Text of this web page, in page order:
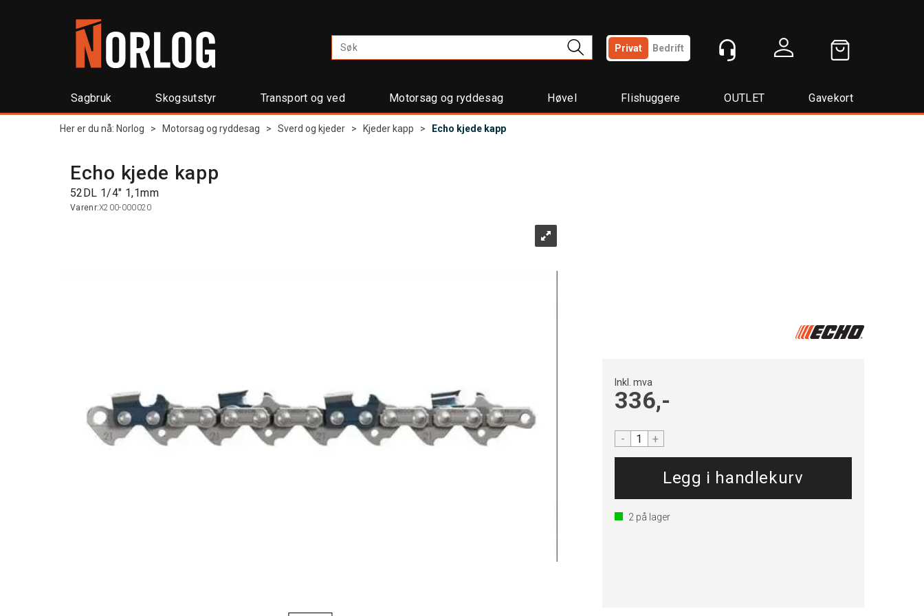
Privat Bedrift
Sagbruk Skogsutstyr Transport og ved Motorsag og ryddesag Høvel Flishuggere OUTLET Gavekort
Her er du nå: Norlog > Motorsag og ryddesag > Sverd og kjeder > Kjeder kapp > Echo kjede kapp
Echo kjede kapp
52DL 1/4" 1,1mm
Varenr:X200-000020
Inkl. mva
336,-
- +
2 på lager